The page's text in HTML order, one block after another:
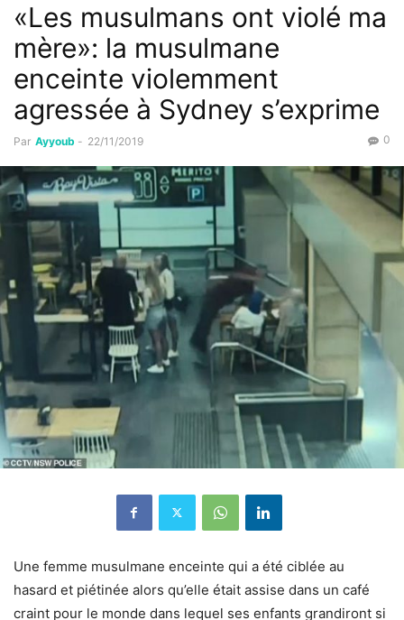
«Les musulmans ont violé ma
mère»: la musulmane
enceinte violemment
agressée à Sydney s’exprime
Par Ayyoub - 22/11/2019 0
Une femme musulmane enceinte qui a été ciblée au
hasard et piétinée alors qu’elle était assise dans un café
craint pour le monde dans lequel ses enfants grandiront si